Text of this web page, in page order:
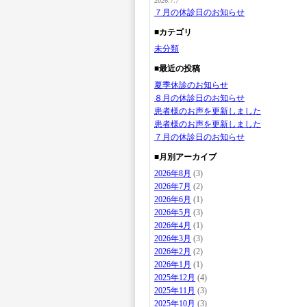
７月の休診日のお知らせ
■カテゴリ
未分類
■最近の投稿
夏季休診のお知らせ
８月の休診日のお知らせ
患者様のお声を更新しました
患者様のお声を更新しました
７月の休診日のお知らせ
■月別アーカイブ
2026年8月 (3)
2026年7月 (2)
2026年6月 (1)
2026年5月 (3)
2026年4月 (1)
2026年3月 (3)
2026年2月 (2)
2026年1月 (1)
2025年12月 (4)
2025年11月 (3)
2025年10月 (3)